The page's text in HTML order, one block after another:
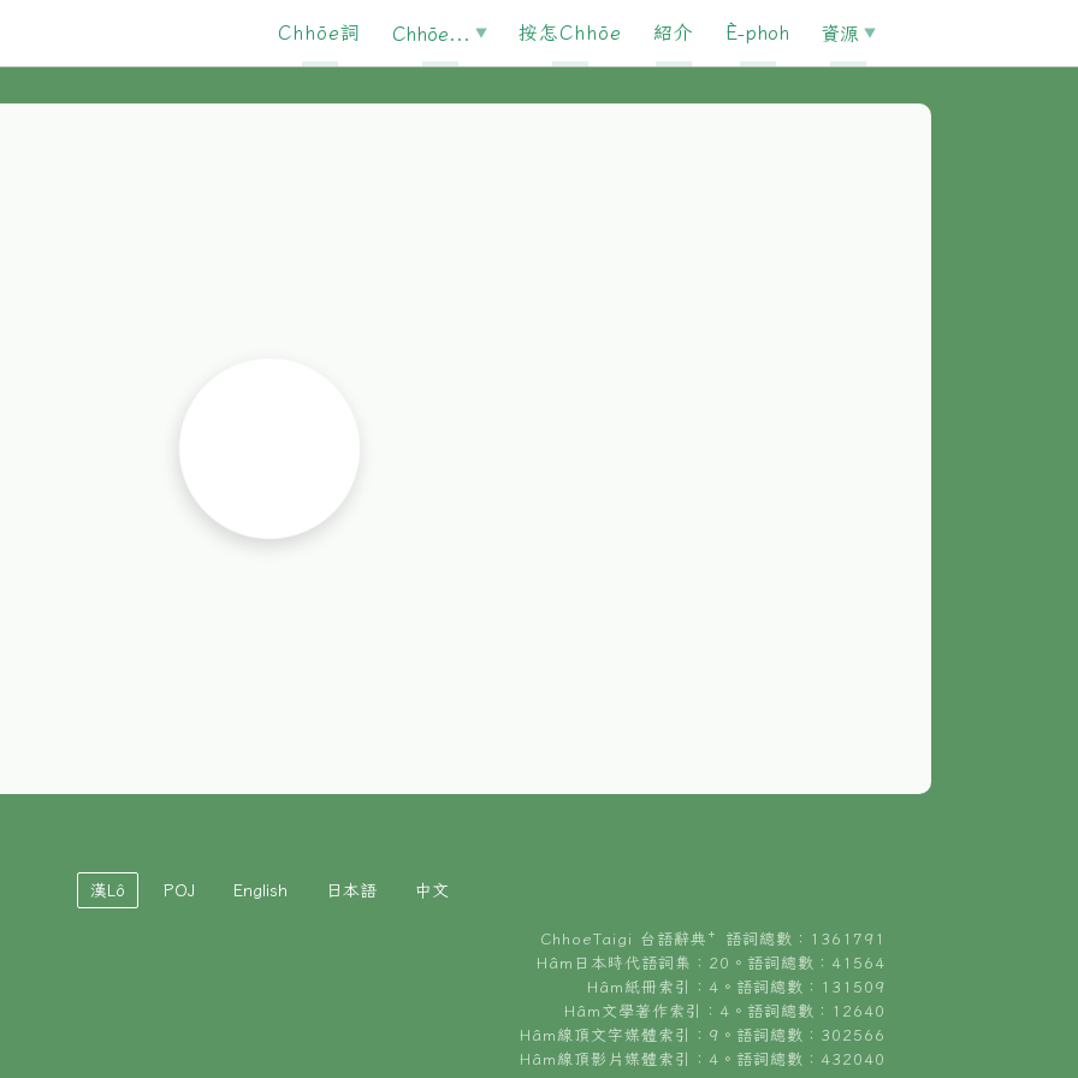
Chhōe詞 Chhōe... 按怎Chhōe 紹介 È-phoh 資源
漢Lô POJ English 日本語 中文
ChhoeTaigi 台語辭典⁺ 語詞總數：1361791
Hâm日本時代語詞集：20。語詞總數：41564
Hâm紙冊索引：4。語詞總數：131509
Hâm文學著作索引：4。語詞總數：12640
Hâm線頂文字媒體索引：9。語詞總數：302566
Hâm線頂影片媒體索引：4。語詞總數：432040